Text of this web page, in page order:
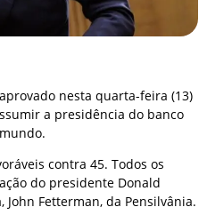
nesta quarta-feira (13)
a presidência do banco
contra 45. Todos os
do presidente Donald
Fetterman, da Pensilvânia.